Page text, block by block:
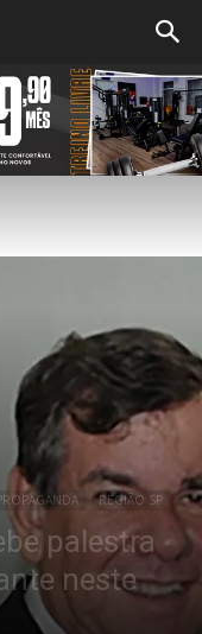
REGIÃO SP
palestra
neste